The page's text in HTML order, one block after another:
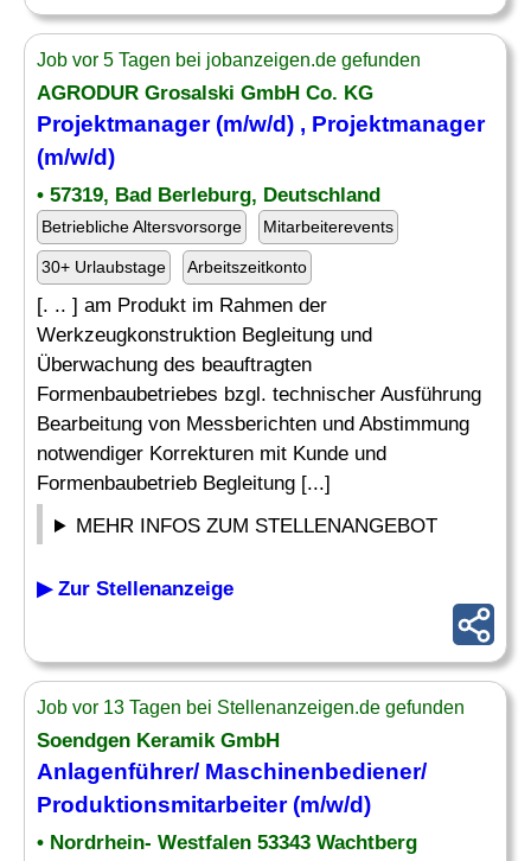
Job vor 5 Tagen bei jobanzeigen.de gefunden
AGRODUR Grosalski GmbH Co. KG
Projektmanager (m/w/d) , Projektmanager
(m/w/d)
• 57319, Bad Berleburg, Deutschland
Betriebliche Altersvorsorge Mitarbeiterevents
30+ Urlaubstage Arbeitszeitkonto
[. .. ] am Produkt im Rahmen der
Werkzeugkonstruktion Begleitung und
Überwachung des beauftragten
Formenbaubetriebes bzgl. technischer Ausführung
Bearbeitung von Messberichten und Abstimmung
notwendiger Korrekturen mit Kunde und
Formenbaubetrieb Begleitung [...]
MEHR INFOS ZUM STELLENANGEBOT
▶ Zur Stellenanzeige
Job vor 13 Tagen bei Stellenanzeigen.de gefunden
Soendgen Keramik GmbH
Anlagenführer/ Maschinenbediener/
Produktionsmitarbeiter (m/w/d)
• Nordrhein- Westfalen 53343 Wachtberg